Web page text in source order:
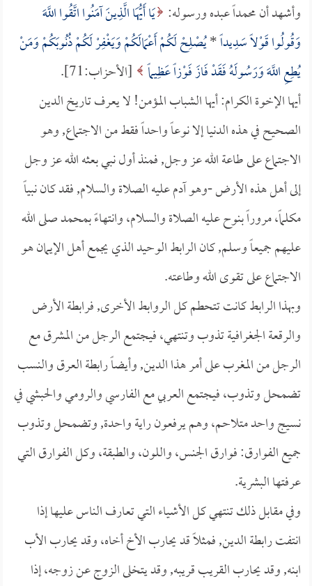
وأشهد أن محمداً عبده ورسوله: يَا أَيُّهَا الَّذِينَ آمَنُوا اتَّقُوا اللَّهَ
وَقُولُوا قَوْلاً سَدِيداً*يُصْلِحْ لَكُمْ أَعْمَالَكُمْ وَيَغْفِرْ لَكُمْ ذُنُوبَكُمْ وَمَنْ
يُطِعِ اللَّهَ وَرَسُولَهُ فَقَدْ فَازَ فَوْزاً عَظِيماً [الأحزاب:71].
أيها الإخوة الكرام: أيها الشباب المؤمن! لا يعرف تاريخ الدين
الصحيح في هذه الدنيا إلا نوعاً واحداً فقط من الاجتماع, وهو
الاجتماع على طاعة الله عز وجل, فمنذ أول نبي بعثه الله عز وجل
إلى أهل هذه الأرض -وهو آدم عليه الصلاة والسلام, فقد كان نبياً
مكلماً، مروراً بنوح عليه الصلاة والسلام، وانتهاءً بمحمد صلى الله
عليهم جميعاً وسلم, كان الرابط الوحيد الذي يجمع أهل الإيمان هو
الاجتماع على تقوى الله وطاعته.
وبهذا الرابط كانت تتحطم كل الروابط الأخرى, فرابطة الأرض
والرقعة الجغرافية تذوب وتنتهي، فيجتمع الرجل من المشرق مع
الرجل من المغرب على أمر هذا الدين, وأيضاً رابطة العرق والنسب
تضمحل وتذوب، فيجتمع العربي مع الفارسي والرومي والحبشي في
نسيج واحد متلاحم، وهم يرفعون راية واحدة, وتضمحل وتذوب
جميع الفوارق: فوارق الجنس، واللون، والطبقة، وكل الفوارق التي
عرفتها البشرية.
وفي مقابل ذلك تنتهي كل الأشياء التي تعارف الناس عليها إذا
انتفت رابطة الدين, فمثلاً قد يحارب الأخ أخاه، وقد يحارب الأب
ابنه, وقد يحارب القريب قريبه, وقد يتخلى الزوج عن زوجه، إذا